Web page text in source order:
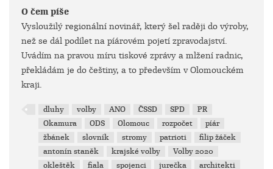
O čem píše
Vysloužilý regionální novinář, který šel raději do výroby,
než se dál podílet na píárovém pojetí zpravodajství.
Uvádím na pravou míru tiskové zprávy a mlžení radnic,
překládám je do češtiny, a to především v Olomouckém
kraji.
dluhy volby ANO ČSSD SPD
PR
Okamura
ODS Olomouc rozpočet
píár
žbánek
slovník stromy patrioti
filip žáček
antonín staněk
krajské volby
Volby 2020
okleštěk
fiala spojenci jurečka
architekti